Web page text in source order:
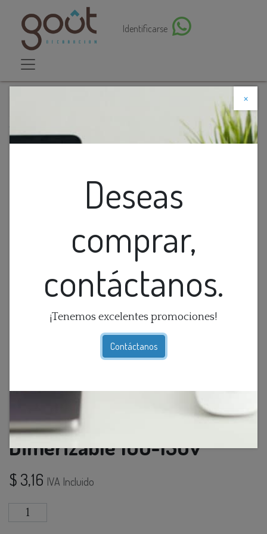
Identificarse
×
Deseas
comprar,
contáctanos.
¡Tenemos excelentes promociones!
Contáctanos
Descuento web
Foco Led G9 T/Choclo 7w 3k Dimerizable 100-130v
Foco Led G9 T/Choclo 7w 3k
Dimerizable 100-130v
$ 3,16 IVA Incluido